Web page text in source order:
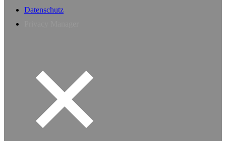
Datenschutz